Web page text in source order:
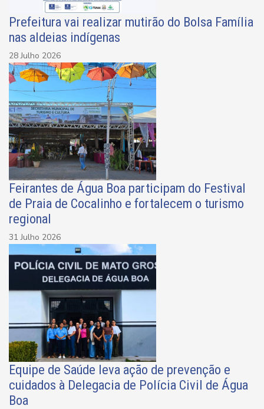
Prefeitura vai realizar mutirão do Bolsa Família
nas aldeias indígenas
28 Julho 2026
Feirantes de Água Boa participam do Festival
de Praia de Cocalinho e fortalecem o turismo
regional
31 Julho 2026
Equipe de Saúde leva ação de prevenção e
cuidados à Delegacia de Polícia Civil de Água
Boa